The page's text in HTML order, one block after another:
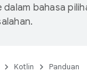
bahasa
Kotlin Panduan